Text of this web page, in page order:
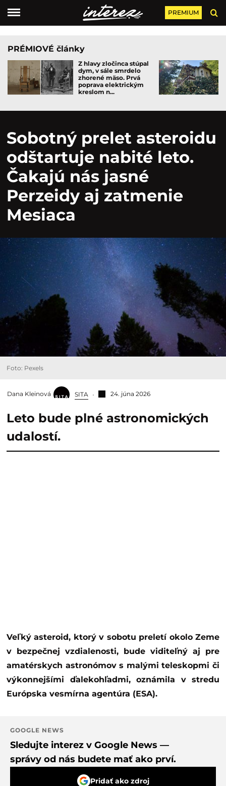
PREMIUM
PRÉMIOVÉ články
Z hlavy zločinca stúpal
dym, v sále smrdelo
zhorené mäso. Prvá
poprava elektrickým
kreslom n...
Sobotný prelet asteroidu
odštartuje nabité leto.
Čakajú nás jasné
Perzeidy aj zatmenie
Mesiaca
Foto: Pexels
Dana Kleinová SITA 24. júna 2026
Leto bude plné astronomických
udalostí.
Veľký asteroid, ktorý v sobotu preletí okolo Zeme
v bezpečnej vzdialenosti, bude viditeľný aj pre
amatérskych astronómov s malými teleskopmi či
výkonnejšími ďalekohľadmi, oznámila v stredu
Európska vesmírna agentúra (ESA).
GOOGLE NEWS
Sledujte interez v Google News —
správy od nás budete mať ako prví.
Pridať ako zdroj